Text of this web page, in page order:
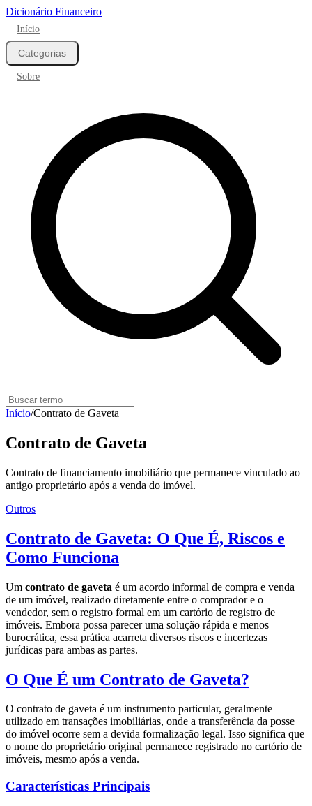
Dicionário Financeiro
Início
Categorias
Sobre
Início/Contrato de Gaveta
Contrato de Gaveta
Contrato de financiamento imobiliário que permanece vinculado ao
antigo proprietário após a venda do imóvel.
Outros
Contrato de Gaveta: O Que É, Riscos e
Como Funciona
Um contrato de gaveta é um acordo informal de compra e venda
de um imóvel, realizado diretamente entre o comprador e o
vendedor, sem o registro formal em um cartório de registro de
imóveis. Embora possa parecer uma solução rápida e menos
burocrática, essa prática acarreta diversos riscos e incertezas
jurídicas para ambas as partes.
O Que É um Contrato de Gaveta?
O contrato de gaveta é um instrumento particular, geralmente
utilizado em transações imobiliárias, onde a transferência da posse
do imóvel ocorre sem a devida formalização legal. Isso significa que
o nome do proprietário original permanece registrado no cartório de
imóveis, mesmo após a venda.
Características Principais